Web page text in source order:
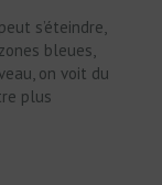
s’éteindre,
bleues,
on voit du
plus